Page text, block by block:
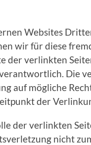
Websites
wir für diese
der verlinkten
Die
auf mögliche
der
der verlinkten
nicht